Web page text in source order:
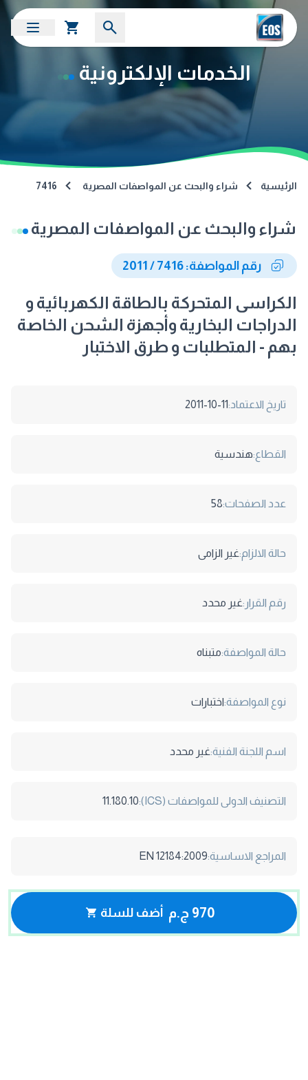
الخدمات الإلكترونية
الرئيسية شراء والبحث عن المواصفات المصرية 7416
شراء والبحث عن المواصفات المصرية
رقم المواصفة: 7416 / 2011
الكراسى المتحركة بالطاقة الكهربائية و
الدراجات البخارية وأجهزة الشحن الخاصة
بهم - المتطلبات و طرق الاختبار
تاريخ الاعتماد:2011-10-11
القطاع:هندسية
عدد الصفحات:58
حالة الالزام:غير الزامى
رقم القرار:غير محدد
حالة المواصفة:متبناه
نوع المواصفة:اختبارات
اسم اللجنة الفنية:غير محدد
التصنيف الدولى للمواصفات (ICS): 11.180.10
المراجع الاساسية:EN 12184:2009
970 ج.م أضف للسلة